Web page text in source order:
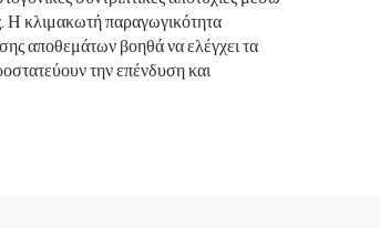
Η κλιμακωτή παραγωγικότητα
αποθεμάτων βοηθά να ελέγχει τα
την επένδυση και